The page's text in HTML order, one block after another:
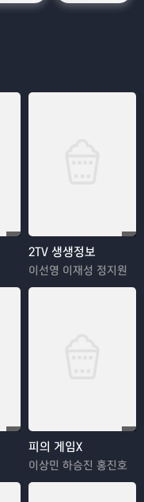
2TV 생생정보
이선영 이재성 정지원
피의 게임X
이상민 하승진 홍진호